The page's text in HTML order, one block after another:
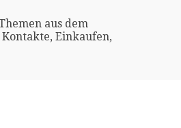
aus dem
Einkaufen,